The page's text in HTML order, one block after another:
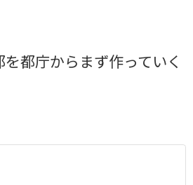
都庁からまず作っていく